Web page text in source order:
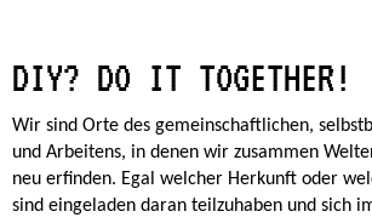
DIY? DO IT TOGETHER!
Wir sind Orte des gemeinschaftlichen,
und Arbeitens, in denen wir zusammen
neu erfinden. Egal welcher Herkunft oder
sind eingeladen daran teilzuhaben und sich